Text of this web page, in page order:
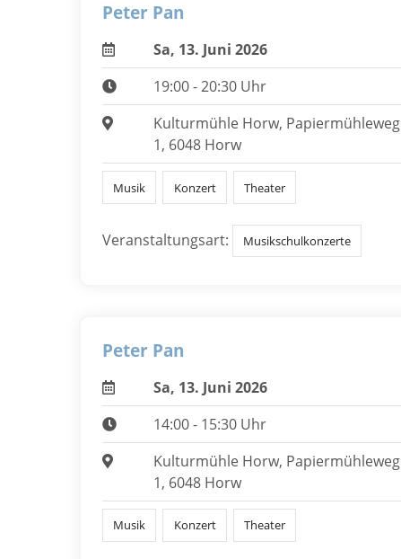
Peter Pan
Sa, 13. Juni 2026
19:00 - 20:30 Uhr
Kulturmühle Horw, Papiermühleweg
1, 6048 Horw
Musik Konzert Theater
Veranstaltungsart: Musikschulkonzerte
Peter Pan
Sa, 13. Juni 2026
14:00 - 15:30 Uhr
Kulturmühle Horw, Papiermühleweg
1, 6048 Horw
Musik Konzert Theater